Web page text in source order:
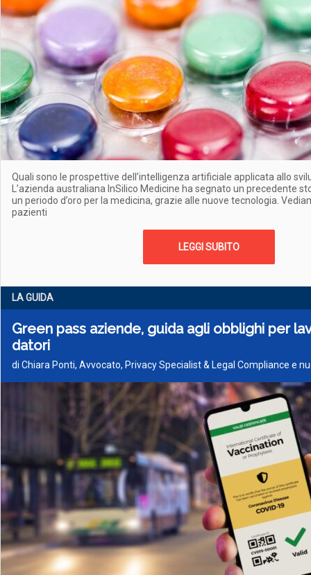
Quali sono le prospettive dell’intelligenza artificiale applicata allo
L’azienda australiana InSilico Medicine ha segnato un precedente
un periodo d’oro per la medicina, grazie alle nuove tecnologia.
pazienti
LEGGI SUBITO
LA GUIDA
Green pass aziende, guida agli obblighi per
datori
di Chiara Ponti, Avvocato, Privacy Specialist & Legal Compliance e